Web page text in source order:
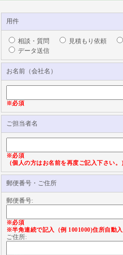
用件
相談・質問
見積もり依頼
データ送信
お名前（会社名）
※必須
ご担当者名
※必須
（個人の方はお名前を再度ご記入下さい。
郵便番号・ご住所
郵便番号:
※必須
※半角連続で記入（例 1001000)住所自動
ご住所: